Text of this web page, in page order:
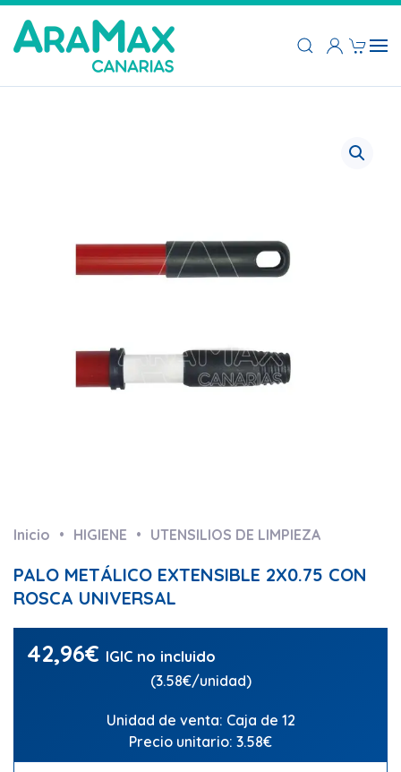
Inicio HIGIENE UTENSILIOS DE LIMPIEZA
PALO METÁLICO EXTENSIBLE 2X0.75 CON
ROSCA UNIVERSAL
42,96€ IGIC no incluido
(3.58€/unidad)
Unidad de venta: Caja de 12
Precio unitario: 3.58€